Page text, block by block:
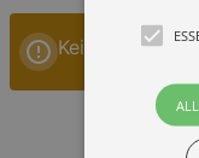
Keine